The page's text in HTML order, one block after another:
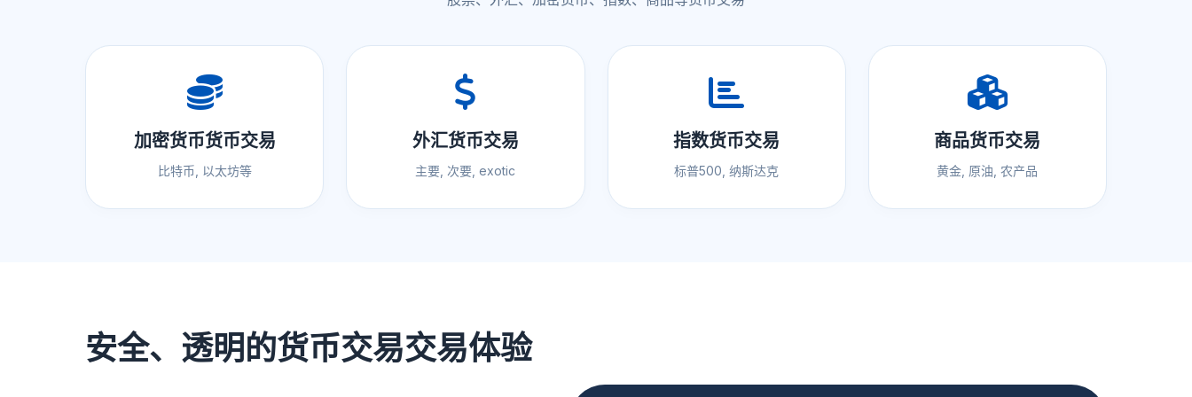
加密货币货币交易
比特币, 以太坊等
外汇货币交易
主要, 次要, exotic
指数货币交易
标普500, 纳斯达克
商品货币交易
黄金, 原油, 农产品
安全、透明的货币交易交易体验